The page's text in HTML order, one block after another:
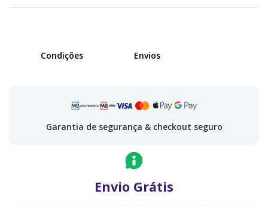
Condições Envios
Garantia de segurança & checkout seguro
Envio Grátis